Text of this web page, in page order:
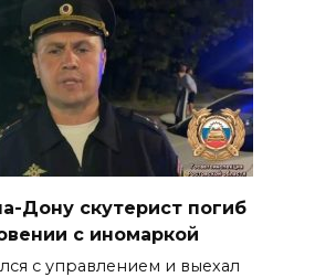
Дону скутерист погиб
с иномаркой
с управлением и выехал